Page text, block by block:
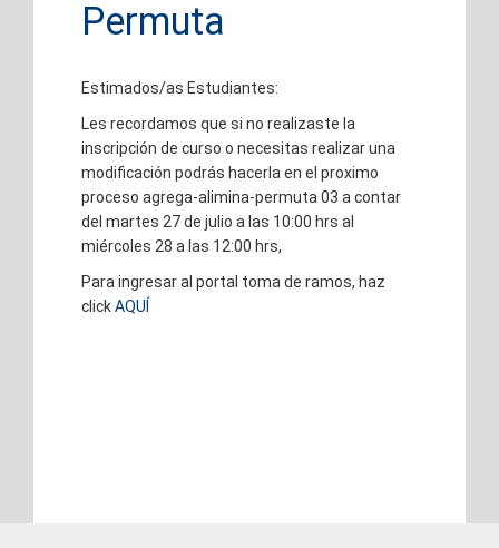
Permuta
Estimados/as Estudiantes:
Les recordamos que si no realizaste la
inscripción de curso o necesitas realizar una
modificación podrás hacerla en el proximo
proceso agrega-alimina-permuta 03 a contar
del martes 27 de julio a las 10:00 hrs al
miércoles 28 a las 12:00 hrs,
Para ingresar al portal toma de ramos, haz
clickAQUÍ